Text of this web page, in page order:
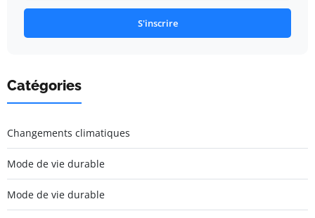
S'inscrire
Catégories
Changements climatiques
Mode de vie durable
Mode de vie durable